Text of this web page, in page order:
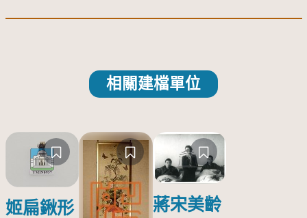
相關建檔單位
姬扁鍬形
蔣宋美齡